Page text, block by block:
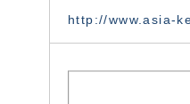
http://www.asia-